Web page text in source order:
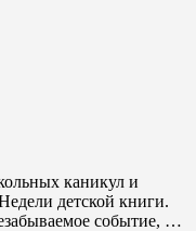
каникул и
детской книги.
событие, …